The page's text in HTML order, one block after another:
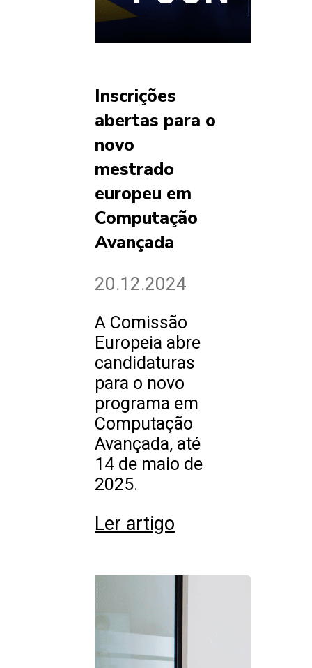
Inscrições
abertas para o
novo
mestrado
europeu em
Computação
Avançada
20.12.2024
A Comissão
Europeia abre
candidaturas
para o novo
programa em
Computação
Avançada, até
14 de maio de
2025.
Ler artigo